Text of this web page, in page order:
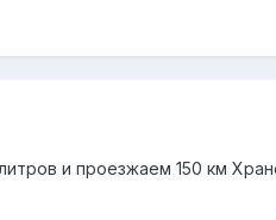
и проезжаем 150 км